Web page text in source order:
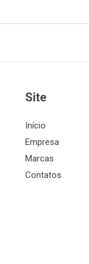
Site
Início
Empresa
Marcas
Contatos